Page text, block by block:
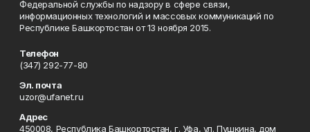
Федеральной службы по надзору в сфере связи,
информационных технологий и массовых коммуникаций по
Республике Башкортостан от 13 ноября 2015.
Телефон
(347) 292-77-80
Эл. почта
uzor@ufanet.ru
Адрес
450008, Республика Башкортостан, г. Уфа, ул. Пушкина, дом